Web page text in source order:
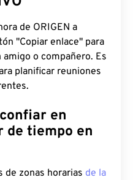
de ORIGEN a
"Copiar enlace" para
o compañero. Es
planificar reuniones
en
de tiempo en
de zonas horarias de la